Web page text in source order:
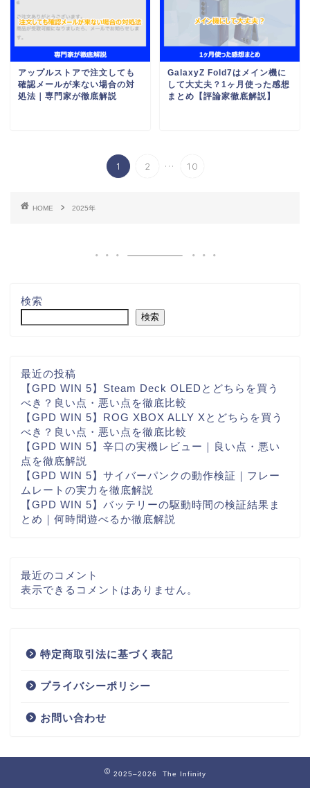
アップルストアで注文しても
確認メールが来ない場合の対
処法｜専門家が徹底解説
GalaxyZ Fold7はメイン機に
して大丈夫？1ヶ月使った感想
まとめ【評論家徹底解説】
1 2 ... 10
HOME 2025年
検索
検索
最近の投稿
【GPD WIN 5】Steam Deck OLEDとどちらを買う
べき？良い点・悪い点を徹底比較
【GPD WIN 5】ROG XBOX ALLY Xとどちらを買う
べき？良い点・悪い点を徹底比較
【GPD WIN 5】辛口の実機レビュー｜良い点・悪い
点を徹底解説
【GPD WIN 5】サイバーパンクの動作検証｜フレー
ムレートの実力を徹底解説
【GPD WIN 5】バッテリーの駆動時間の検証結果ま
とめ｜何時間遊べるか徹底解説
最近のコメント
表示できるコメントはありません。
特定商取引法に基づく表記
プライバシーポリシー
お問い合わせ
2025–2026 The Infinity